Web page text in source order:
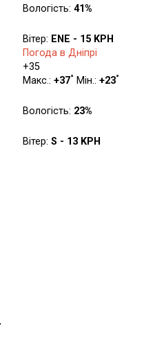
Вологість: 41%
Вітер: ENE - 15 KPH
Погода в Дніпрі
+35
Макс.: +37° Мін.: +23°
Вологість: 23%
Вітер: S - 13 KPH